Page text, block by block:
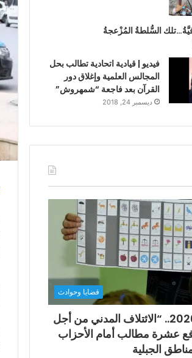
السُّلطةُ المُزْعجةُ
فيديو | قيادية اتحادية تطالب بحل
المجالس العلمية وإغلاق دور
القرآن بعد فاجعة “شمهروش”
ديسمبر 24, 2018
قضايا وحوادث
انتخابات 2026.. “الائتلاف المدني من أجل
عشرة مطالب أمام الأحزاب
الجبلية